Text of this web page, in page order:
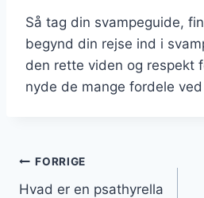
Så tag din svampeguide,
begynd din rejse ind i
den rette viden og respekt
nyde de mange fordele
FORRIGE
Hvad er en psathyrella